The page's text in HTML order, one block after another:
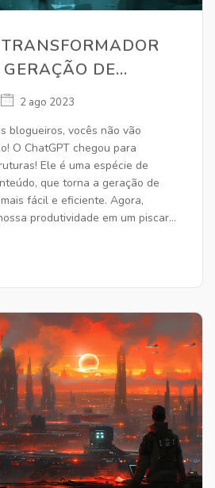
DE
2 ago 2023
blogueiros, vocês não vão
O ChatGPT chegou para
Ele é uma espécie de
que torna a geração de
fácil e eficiente. Agora,
produtividade em um piscar
Quem diria que um dia a